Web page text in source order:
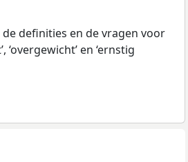
definities en de vragen voor
en ‘ernstig